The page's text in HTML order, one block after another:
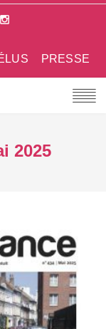
PRESSE
2025